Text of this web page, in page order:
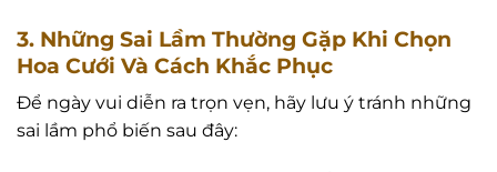
3. Những Sai Lầm Thường Gặp Khi Chọn
Hoa Cưới Và Cách Khắc Phục
Để ngày vui diễn ra trọn vẹn, hãy lưu ý tránh những
sai lầm phổ biến sau đây: